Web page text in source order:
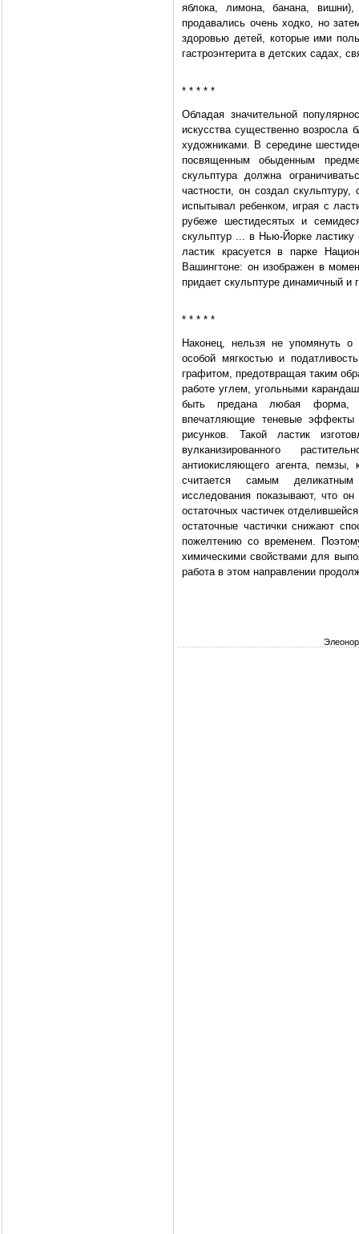
яблока, лимона, банана,
продавались очень ходко, но
здоровью детей, которые ими
гастроэнтерита в детских садах,
* * * * *
Обладая значительной
искусства существенно
художниками. В середине
посвященным обыденным
скульптура должна
частности, он создал
испытывал ребенком, играя с
рубеже шестидесятых и
скульптур ... в Нью-Йорке
ластик красуется в парке
Вашингтоне: он изображен в
придает скульптуре динамичный и
* * * * *
Наконец, нельзя не упомянуть
особой мягкостью и
графитом, предотвращая таким
работе углем, угольными
быть предана любая форма,
впечатляющие теневые
рисунков. Такой ластик
вулканизированного
антиокисляющего агента,
считается самым деликатным
исследования показывают, что
остаточных частичек
остаточные частички снижают
пожелтению со временем.
химическими свойствами для
работа в этом направлении